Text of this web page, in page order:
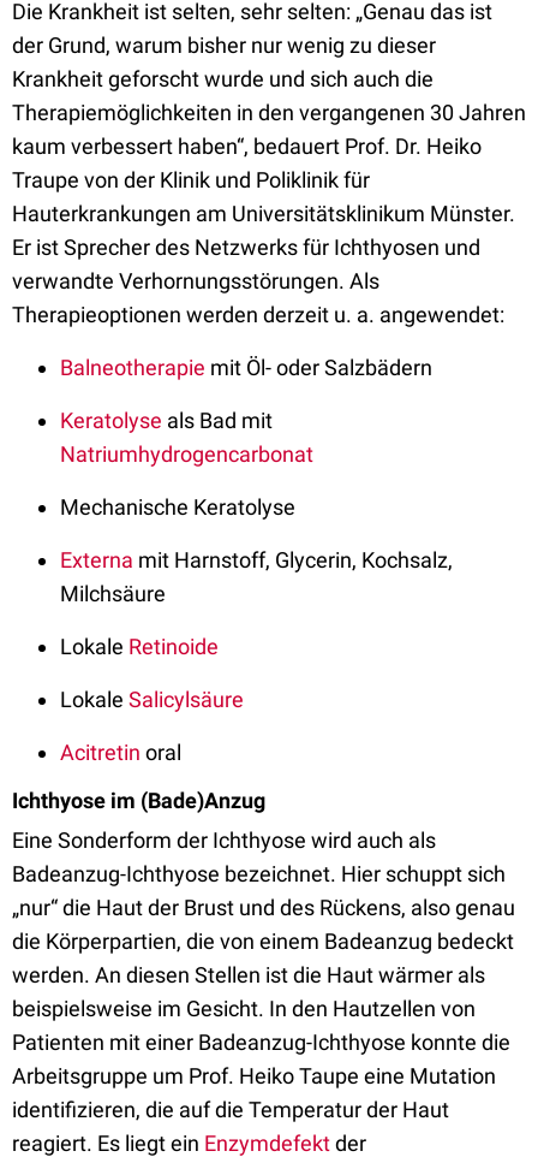
Die Krankheit ist selten, sehr selten: „Genau das ist
der Grund, warum bisher nur wenig zu dieser
Krankheit geforscht wurde und sich auch die
Therapiemöglichkeiten in den vergangenen 30 Jahren
kaum verbessert haben“, bedauert Prof. Dr. Heiko
Traupe von der Klinik und Poliklinik für
Hauterkrankungen am Universitätsklinikum Münster.
Er ist Sprecher des Netzwerks für Ichthyosen und
verwandte Verhornungsstörungen. Als
Therapieoptionen werden derzeit u. a. angewendet:
Balneotherapie mit Öl- oder Salzbädern
Keratolyse als Bad mit
Natriumhydrogencarbonat
Mechanische Keratolyse
Externa mit Harnstoff, Glycerin, Kochsalz,
Milchsäure
Lokale Retinoide
Lokale Salicylsäure
Acitretin oral
Ichthyose im (Bade)Anzug
Eine Sonderform der Ichthyose wird auch als
Badeanzug-Ichthyose bezeichnet. Hier schuppt sich
„nur“ die Haut der Brust und des Rückens, also genau
die Körperpartien, die von einem Badeanzug bedeckt
werden. An diesen Stellen ist die Haut wärmer als
beispielsweise im Gesicht. In den Hautzellen von
Patienten mit einer Badeanzug-Ichthyose konnte die
Arbeitsgruppe um Prof. Heiko Taupe eine Mutation
identifizieren, die auf die Temperatur der Haut
reagiert. Es liegt ein Enzymdefektder